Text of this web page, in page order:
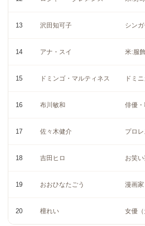
13 沢田知可子 シン
14 アナ・スイ 米:服
15 ドミンゴ・マルティネス ドミ
16 布川敏和 俳優
17 佐々木健介 プロ
18 吉田ヒロ お笑
19 おおひなたごう 漫画家
20 檀れい 女優